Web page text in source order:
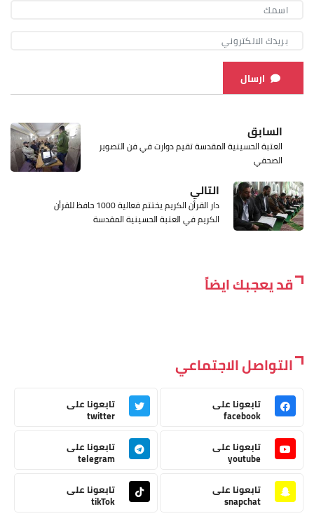
ارسال
السابق
العتبة الحسينية المقدسة تقيم دوارت في فن التصوير
الصحفي
التالي
دار القرأن الكريم يختتم فعالية 1000 حافظ للقرأن
الكريم في العتبة الحسينية المقدسة
قد يعجبك ايضاً
التواصل الاجتماعي
تابعونا على
facebook
تابعونا على
twitter
تابعونا على
youtube
تابعونا على
telegram
تابعونا على
snapchat
تابعونا على
tikTok